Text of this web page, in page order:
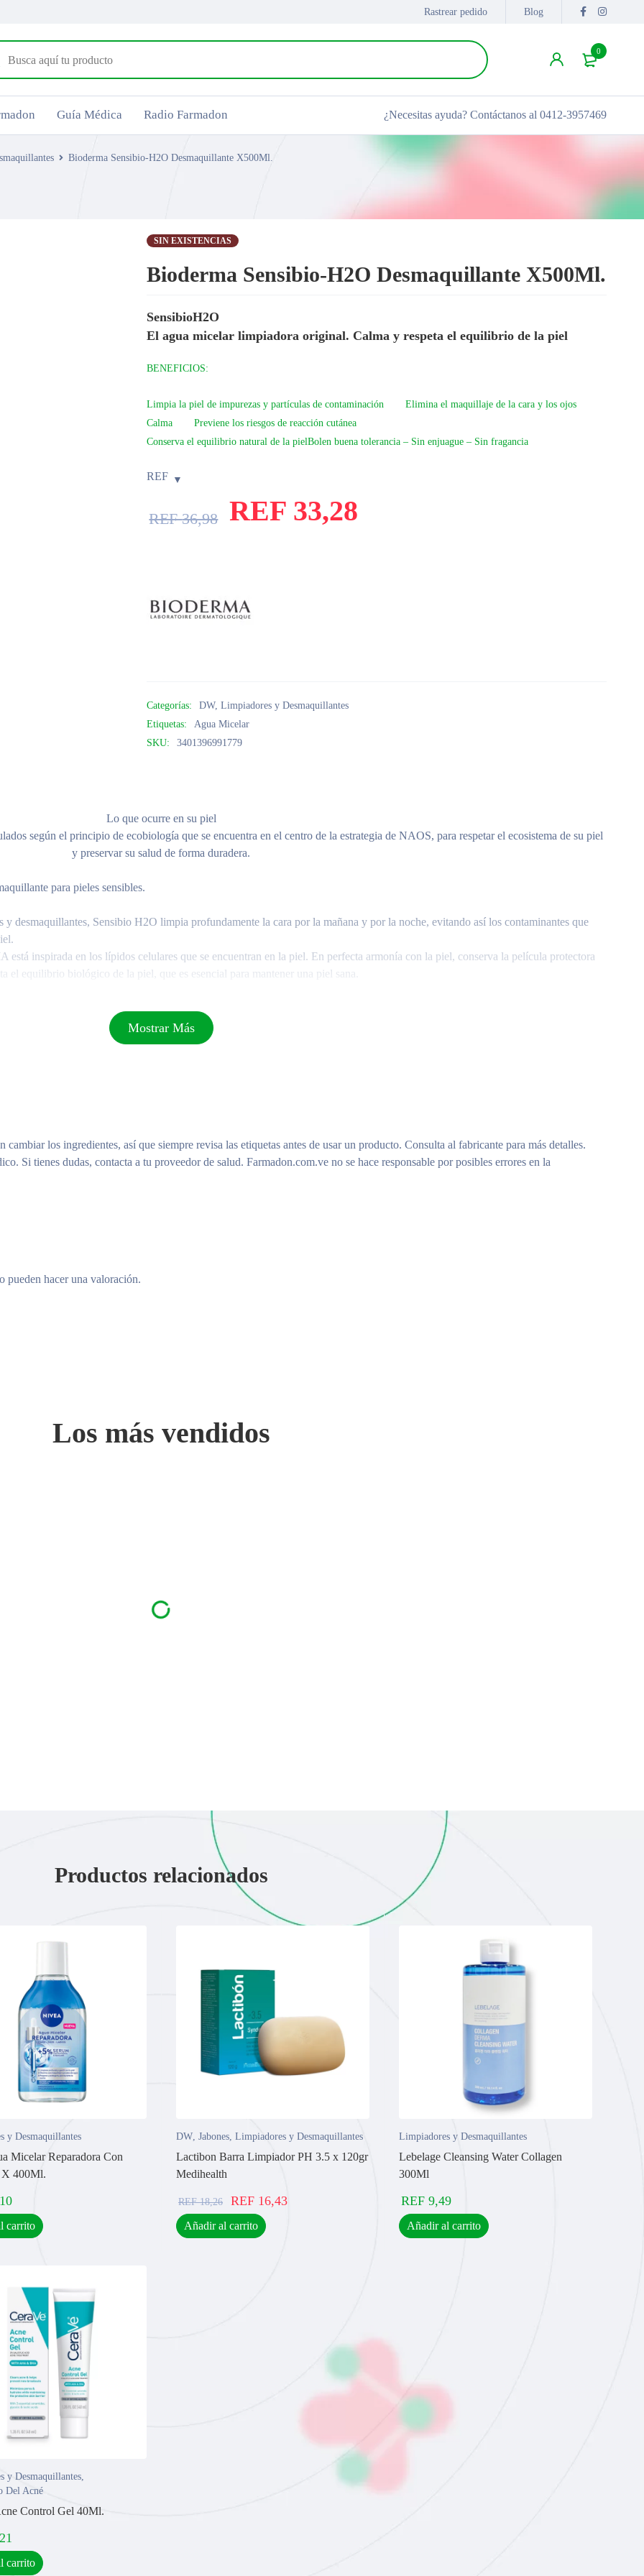
Rastrear pedido Blog
0
Guía Médica Radio Farmadon ¿Necesitas ayuda? Contáctanos al 0412-3957469
Bioderma Sensibio-H2O Desmaquillante X500Ml.
SIN EXISTENCIAS
Bioderma Sensibio-H2O Desmaquillante X500Ml.
SensibioH2O
El agua micelar limpiadora original. Calma y respeta el equilibrio de la piel
BENEFICIOS:
Limpia la piel de impurezas y partículas de contaminación
Elimina el maquillaje de la cara y los ojos
Calma
Previene los riesgos de reacción cutánea
Conserva el equilibrio natural de la pielBolen buena tolerancia – Sin enjuague – Sin fragancia
REF
REF36,98 REF 33,28
Categorías: DW,Limpiadores y Desmaquillantes
Etiquetas:
Agua Micelar
SKU:
3401396991779
Lo que ocurre en su piel
según el principio de ecobiología que se encuentra en el centro de la estrategia de NAOS, para respetar el ecosistema de su piel
y preservar su salud de forma duradera.
para pieles sensibles.
desmaquillantes, Sensibio H2O limpia profundamente la cara por la mañana y por la noche, evitando así los contaminantes que
inspirada en los lípidos celulares que se encuentran en la piel. En perfecta armonía con la piel, conserva la película protectora
equilibrio biológico de la piel, que es esencial para mantener una piel sana.
con Sensibio H2O.
Mostrar Más
cambiar los ingredientes, así que siempre revisa las etiquetas antes de usar un producto. Consulta al fabricante para más detalles.
Si tienes dudas, contacta a tu proveedor de salud. Farmadon.com.ve no se hace responsable por posibles errores en la
pueden hacer una valoración.
Los más vendidos
Productos relacionados
y Desmaquillantes
Micelar Reparadora Con
X 400Ml.
carrito
DW, Jabones, Limpiadores y Desmaquillantes
Lactibon Barra Limpiador PH 3.5 x 120gr
Medihealth
REF18,26 REF 16,43
Añadir al carrito
Limpiadores y Desmaquillantes
Lebelage Cleansing Water Collagen
300Ml
REF 9,49
Añadir al carrito
y Desmaquillantes,
Del Acné
Control Gel 40Ml.
carrito